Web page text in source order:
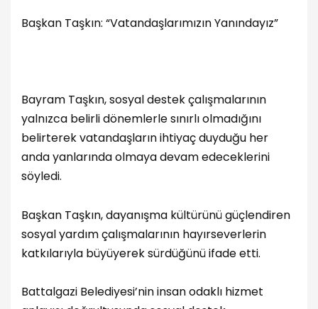
Başkan Taşkın: “Vatandaşlarımızın Yanındayız”
Bayram Taşkın, sosyal destek çalışmalarının
yalnızca belirli dönemlerle sınırlı olmadığını
belirterek vatandaşların ihtiyaç duyduğu her
anda yanlarında olmaya devam edeceklerini
söyledi.
Başkan Taşkın, dayanışma kültürünü güçlendiren
sosyal yardım çalışmalarının hayırseverlerin
katkılarıyla büyüyerek sürdüğünü ifade etti.
Battalgazi Belediyesi’nin insan odaklı hizmet